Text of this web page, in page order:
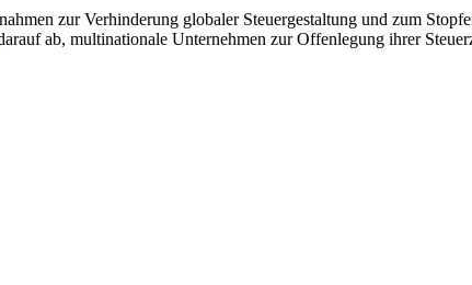
zur Verhinderung globaler Steuergestaltung und zum
ab, multinationale Unternehmen zur Offenlegung ihrer